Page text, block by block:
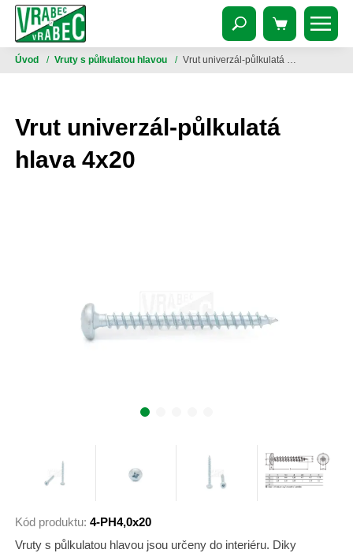
Úvod / Vruty s půlkulatou hlavou / Vrut univerzál-půlkulatá hlava 4x20
Vrut univerzál-půlkulatá
hlava 4x20
Kód produktu: 4-PH4,0x20
Vruty s půlkulatou hlavou jsou určeny do interiéru. Diky